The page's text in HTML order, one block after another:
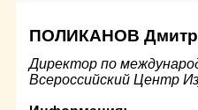
ПОЛИКАНОВ
Директор по
Всероссийский Центр